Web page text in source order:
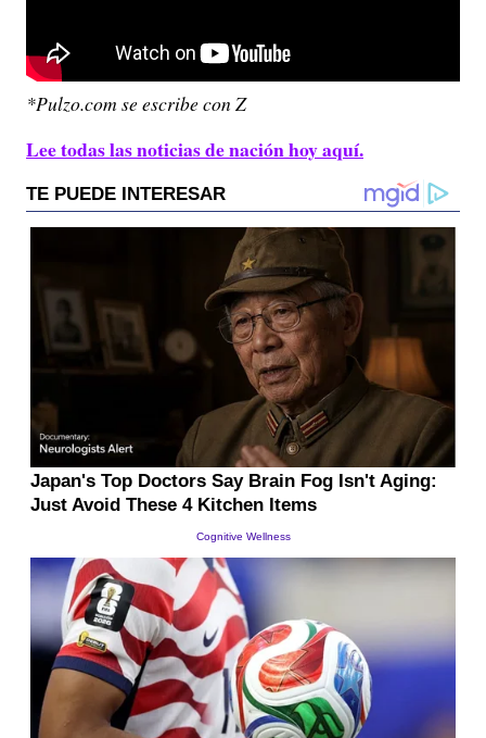
*Pulzo.com se escribe con Z
Lee todas las noticias de nación hoy aquí.